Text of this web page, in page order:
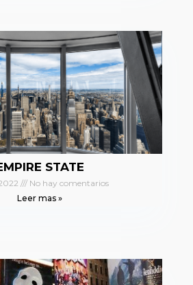
STATE
No hay comentarios
Leer mas »